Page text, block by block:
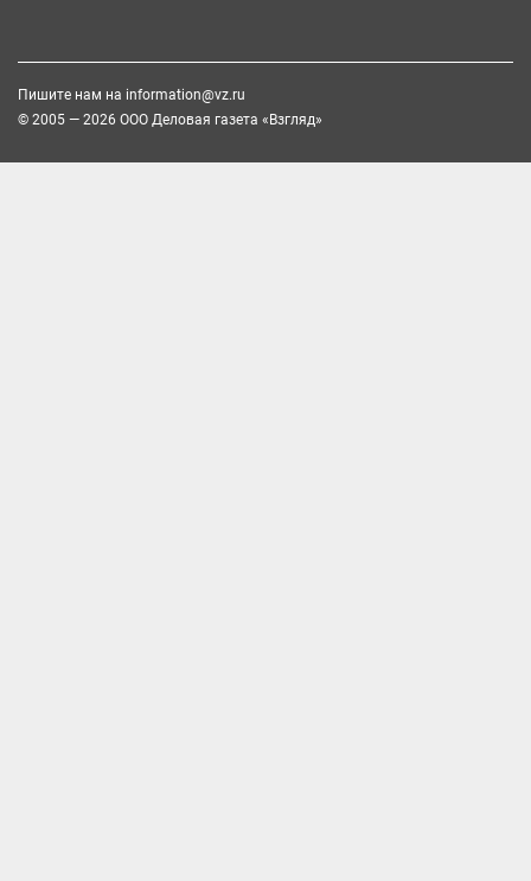
Пишите нам на information@vz.ru
© 2005 — 2026 ООО Деловая газета «Взгляд»